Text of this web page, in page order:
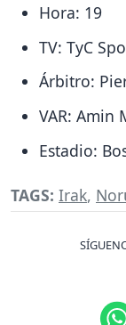
Hora: 19
TV: TyC
Árbitro:
VAR: Amin
Estadio:
TAGS: Irak,